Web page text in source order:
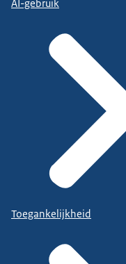
AI-gebruik
Toegankelijkheid